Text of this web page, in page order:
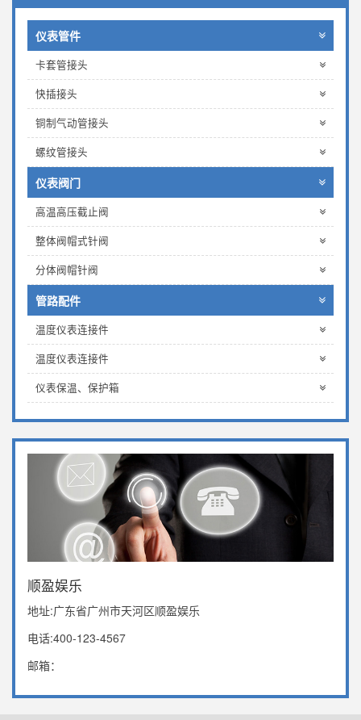
仪表管件
卡套管接头
快插接头
铜制气动管接头
螺纹管接头
仪表阀门
高温高压截止阀
整体阀帽式针阀
分体阀帽针阀
管路配件
温度仪表连接件
温度仪表连接件
仪表保温、保护箱
顺盈娱乐
地址:广东省广州市天河区顺盈娱乐
电话:400-123-4567
邮箱：